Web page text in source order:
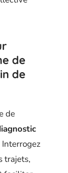
de
de
de
Interrogez
trajets,